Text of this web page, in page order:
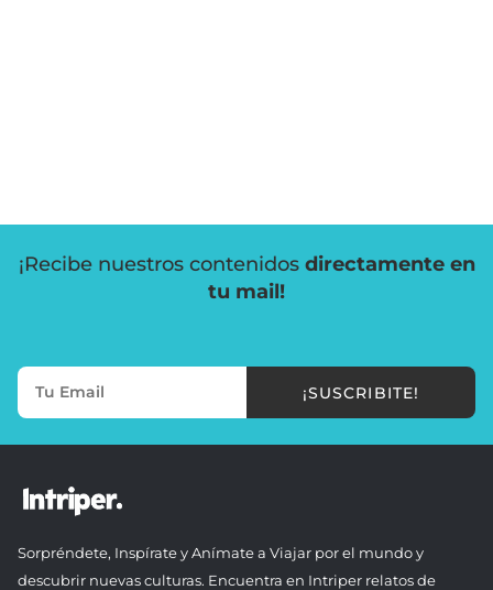
¡Recibe nuestros contenidos directamente en
tu mail!
¡SUSCRIBITE!
Sorpréndete, Inspírate y Anímate a Viajar por el mundo y
descubrir nuevas culturas. Encuentra en Intriper relatos de